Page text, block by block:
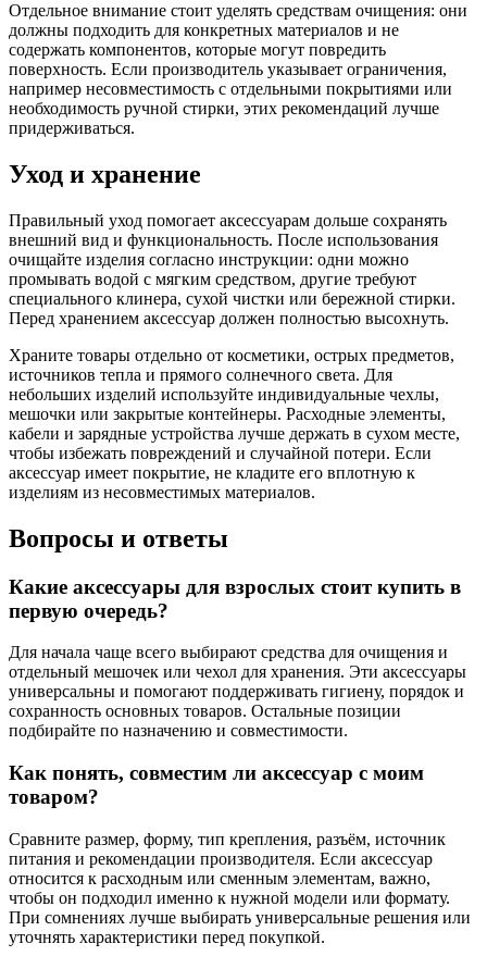
Отдельное внимание стоит уделять средствам очищения: они
должны подходить для конкретных материалов и не
содержать компонентов, которые могут повредить
поверхность. Если производитель указывает ограничения,
например несовместимость с отдельными покрытиями или
необходимость ручной стирки, этих рекомендаций лучше
придерживаться.
Уход и хранение
Правильный уход помогает аксессуарам дольше сохранять
внешний вид и функциональность. После использования
очищайте изделия согласно инструкции: одни можно
промывать водой с мягким средством, другие требуют
специального клинера, сухой чистки или бережной стирки.
Перед хранением аксессуар должен полностью высохнуть.
Храните товары отдельно от косметики, острых предметов,
источников тепла и прямого солнечного света. Для
небольших изделий используйте индивидуальные чехлы,
мешочки или закрытые контейнеры. Расходные элементы,
кабели и зарядные устройства лучше держать в сухом месте,
чтобы избежать повреждений и случайной потери. Если
аксессуар имеет покрытие, не кладите его вплотную к
изделиям из несовместимых материалов.
Вопросы и ответы
Какие аксессуары для взрослых стоит купить в
первую очередь?
Для начала чаще всего выбирают средства для очищения и
отдельный мешочек или чехол для хранения. Эти аксессуары
универсальны и помогают поддерживать гигиену, порядок и
сохранность основных товаров. Остальные позиции
подбирайте по назначению и совместимости.
Как понять, совместим ли аксессуар с моим
товаром?
Сравните размер, форму, тип крепления, разъём, источник
питания и рекомендации производителя. Если аксессуар
относится к расходным или сменным элементам, важно,
чтобы он подходил именно к нужной модели или формату.
При сомнениях лучше выбирать универсальные решения или
уточнять характеристики перед покупкой.